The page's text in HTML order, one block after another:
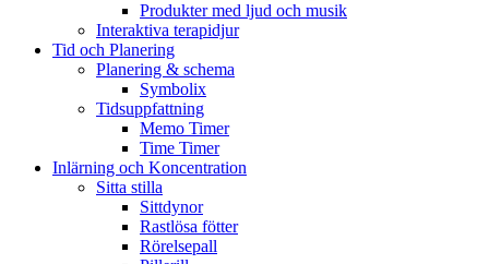
Produkter med ljud och musik
Interaktiva terapidjur
Tid och Planering
Planering & schema
Symbolix
Tidsuppfattning
Memo Timer
Time Timer
Inlärning och Koncentration
Sitta stilla
Sittdynor
Rastlösa fötter
Rörelsepall